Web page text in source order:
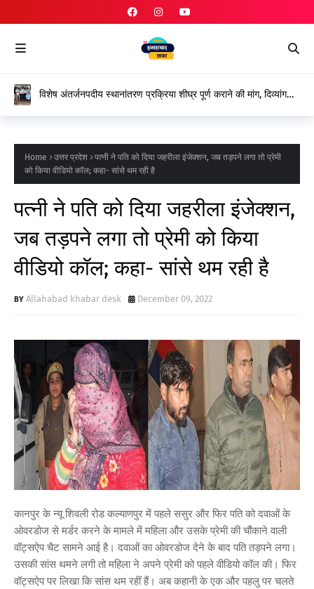
विशेष अंतर्जनपदीय स्थानांतरण प्रक्रिया शीघ्र पूर्ण कराने की मांग, दिव्यांग
Home उत्तर प्रदेश
पत्नी ने पति को दिया जहरीला इंजेक्शन, जब तड़पने लगा तो प्रेमी
को किया वीडियो कॉल; कहा- सांसे थम रही है
पत्नी ने पति को दिया जहरीला इंजेक्शन,
जब तड़पने लगा तो प्रेमी को किया
वीडियो कॉल; कहा- सांसे थम रही है
Allahabad khabar desk December 09, 2022
कानपुर के न्यू शिवली रोड कल्याणपुर में पहले ससुर और फिर पति को दवाओं के
ओवरडोज से मर्डर करने के मामले में महिला और उसके प्रेमी की चौंकाने वाली
वॉट्सऐप चैट सामने आई है। दवाओं का ओवरडोज देने के बाद पति तड़पने लगा।
उसकी सांस थमने लगी तो महिला ने अपने प्रेमी को पहले वीडियो कॉल की। फिर
वॉट्सऐप पर लिखा कि सांस थम रहीं हैं। अब कहानी के एक और पहलु पर चलते